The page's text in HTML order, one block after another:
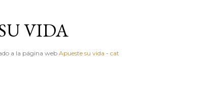
VIDA
a la página webApueste su vida - cat